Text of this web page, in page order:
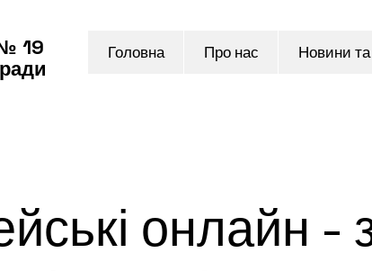
Головна Про нас Новини та
19
онлайн -